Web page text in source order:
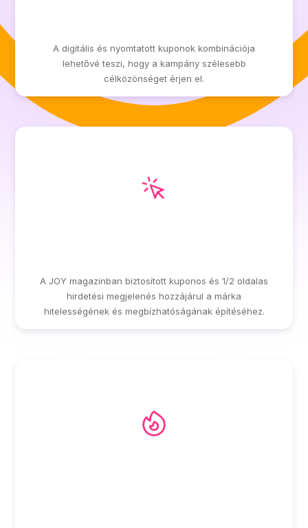
A digitális és nyomtatott kuponok kombinációja
lehetővé teszi, hogy a kampány szélesebb
célközönséget érjen el.
A JOY magazinban biztosított kuponos és 1/2 oldalas
hirdetési megjelenés hozzájárul a márka
hitelességének és megbízhatóságának építéséhez.